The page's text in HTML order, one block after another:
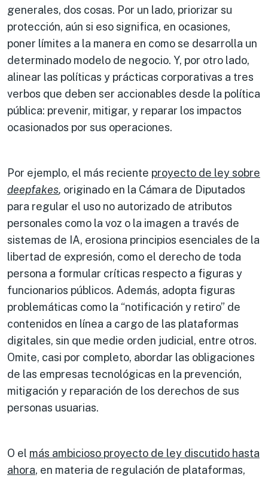
generales, dos cosas. Por un lado, priorizar su
protección, aún si eso significa, en ocasiones,
poner límites a la manera en como se desarrolla un
determinado modelo de negocio. Y, por otro lado,
alinear las políticas y prácticas corporativas a tres
verbos que deben ser accionables desde la política
pública: prevenir, mitigar, y reparar los impactos
ocasionados por sus operaciones.
Por ejemplo, el más reciente proyecto de ley sobre
deepfakes, originado en la Cámara de Diputados
para regular el uso no autorizado de atributos
personales como la voz o la imagen a través de
sistemas de IA, erosiona principios esenciales de la
libertad de expresión, como el derecho de toda
persona a formular críticas respecto a figuras y
funcionarios públicos. Además, adopta figuras
problemáticas como la “notificación y retiro” de
contenidos en línea a cargo de las plataformas
digitales, sin que medie orden judicial, entre otros.
Omite, casi por completo, abordar las obligaciones
de las empresas tecnológicas en la prevención,
mitigación y reparación de los derechos de sus
personas usuarias.
O el más ambicioso proyecto de ley discutido hasta
ahora, en materia de regulación de plataformas,